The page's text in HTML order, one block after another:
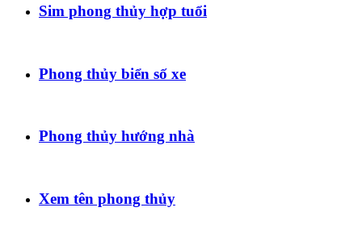
Sim phong thủy hợp tuổi
Phong thủy biển số xe
Phong thủy hướng nhà
Xem tên phong thủy